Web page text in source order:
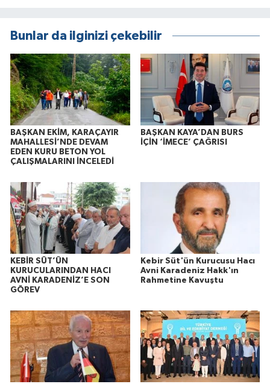
Bunlar da ilginizi çekebilir
BAŞKAN EKİM, KARAÇAYIR
MAHALLESİ’NDE DEVAM
EDEN KURU BETON YOL
ÇALIŞMALARINI İNCELEDİ
BAŞKAN KAYA’DAN BURS
İÇİN ‘İMECE’ ÇAĞRISI
KEBİR SÜT’ÜN
KURUCULARINDAN HACI
AVNİ KARADENİZ’E SON
GÖREV
Kebir Süt'ün Kurucusu Hacı
Avni Karadeniz Hakk'ın
Rahmetine Kavuştu